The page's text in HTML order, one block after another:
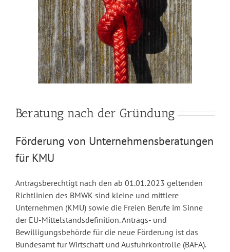
Beratung nach der Gründung
Förderung von Unternehmensberatungen
für KMU
Antragsberechtigt nach den ab 01.01.2023 geltenden
Richtlinien des BMWK sind kleine und mittlere
Unternehmen (KMU) sowie die Freien Berufe im Sinne
der EU-Mittelstandsdefinition. Antrags- und
Bewilligungsbehörde für die neue Förderung ist das
Bundesamt für Wirtschaft und Ausfuhrkontrolle (BAFA).